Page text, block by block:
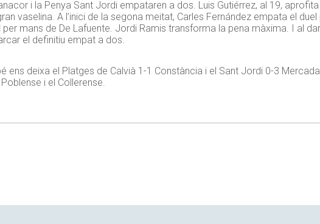
i la Penya Sant Jordi empataren a dos. Luis Gutiérrez, al 19,
vaselina. A l’inici de la segona meitat, Carles Fernández empata el
per mans de De Lafuente. Jordi Ramis transforma la pena màxima. I al
el definitiu empat a dos.
ens deixa el Platges de Calvià 1-1 Constància i el Sant Jordi 0-3
i el Collerense.